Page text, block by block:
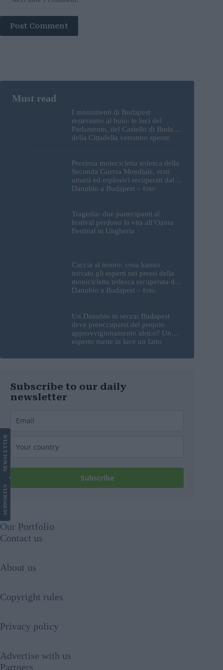
Post Comment
I monumenti di Budapest
resteranno al buio: le luci del
Parlamento, del Castello di Buda e
della Cittadella verranno spente
Preziosa motocicletta tedesca della
Seconda Guerra Mondiale, resti
umani ed esplosivi recuperati dal
Danubio a Budapest – foto
Tragedia: due partecipanti al
festival perdono la vita all’Ozora
Festival in Ungheria
Caccia al tesoro: cosa hanno
trovato gli esperti nei pressi della
motocicletta tedesca recuperata dal
Danubio a Budapest – foto
Un Danubio in secca: Budapest
deve preoccuparsi del proprio
approvvigionamento idrico? Un
esperto mette in luce un fatto
Subscribe to our daily
newsletter
Subscribe
SUPPORT
US
NEWS
LETTER
Our Portfolio
Contact us
About us
Copyright rules
Privacy policy
Advertise with us
Partners